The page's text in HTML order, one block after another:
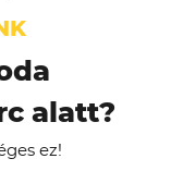
alatt?
ez!